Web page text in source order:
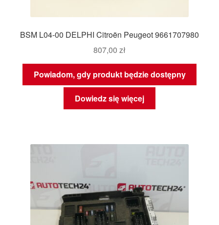
BSM L04-00 DELPHI Citroën Peugeot 9661707980
807,00 zł
Powiadom, gdy produkt będzie dostępny
Dowiedz się więcej